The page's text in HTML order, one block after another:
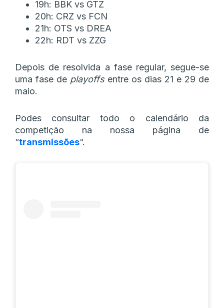
19h: BBK vs GTZ
20h: CRZ vs FCN
21h: OTS vs DREA
22h: RDT vs ZZG
Depois de resolvida a fase regular, segue-se
uma fase de playoffsentre os dias 21 e 29 de
maio.
Podes consultar todo o calendário da
competição na nossa página de
“transmissões“.